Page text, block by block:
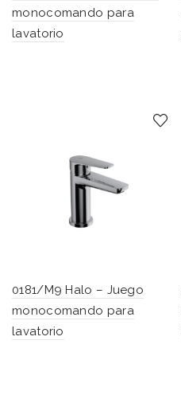
monocomando para
lavatorio
0181/M9 Halo – Juego
monocomando para
lavatorio